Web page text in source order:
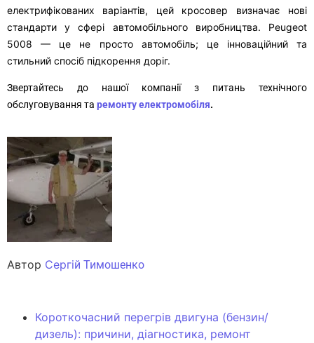
електрифікованих варіантів, цей кросовер визначає нові
стандарти у сфері автомобільного виробництва. Peugeot
5008 — це не просто автомобіль; це інноваційний та
стильний спосіб підкорення доріг.
Звертайтесь до нашої компанії з питань технічного
обслуговування та ремонту електромобіля.
Автор Сергій Тимошенко
Короткочасний перегрів двигуна (бензин/
дизель): причини, діагностика, ремонт